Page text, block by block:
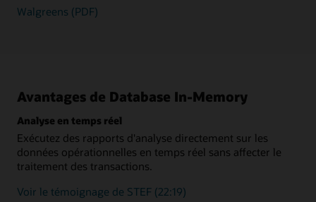
Walgreens (PDF)
Avantages de Database In-Memory
Analyse en temps réel
Exécutez des rapports d'analyse directement sur les
données opérationnelles en temps réel sans affecter le
traitement des transactions.
Voir le témoignage de STEF (22:19)